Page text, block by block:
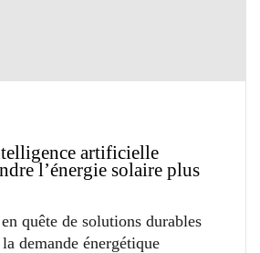
artificielle
l’énergie solaire plus
quête de solutions durables
demande énergétique